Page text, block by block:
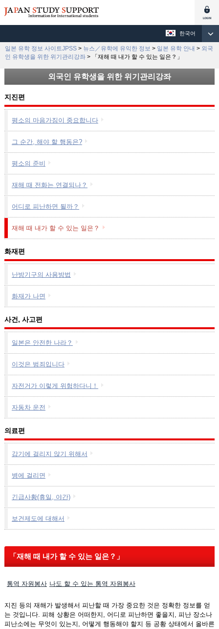
한국어
일본 유학 정보 사이트JPSS > 뉴스／유학에 유익한 정보 > 일본 유학 안내 > 외국
인 유학생을 위한 위기관리강좌 > 「재해 때 내가 할 수 있는 일은？」
외국인 유학생을 위한 위기관리강좌
지진편
평소의 마음가짐이 중요합니다
그 순간, 해야 할 행동은?
평소의 준비
재해 때 전화는 연결되나？
어디로 피난하면 될까？
재해 때 내가 할 수 있는 일은？
화재편
난방기구의 사용방법
화재가 나면
사건, 사고편
일본은 안전한 나라？
이것은 범죄입니다
자전거가 이렇게 위험하다니！
자동차 운전
의료편
감기에 걸리지 않기 위해서
병에 걸리면
긴급사황(휴일, 야간)
보건제도에 대해서
「재해 때 내가 할 수 있는 일은？」
통역 자원봉사 나도 할 수 있는 통역 자원봉사
지진 등의 재해가 발생해서 피난할 때 가장 중요한 것은 정확한 정보를 얻
는 것입니다. 피해 상황은 어떠한지, 어디로 피난하면 좋을지, 피난 장소나
피난소에는 무엇이 있는지, 어떻게 행동해야 할지 등 공황 상태에서 올바른